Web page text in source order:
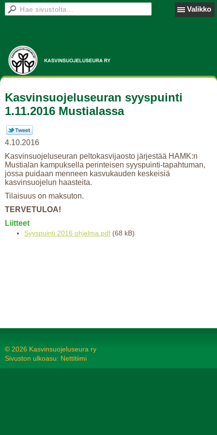
Valikko
Kasvinsuojeluseuran syyspuinti
1.11.2016 Mustialassa
4.10.2016
Kasvinsuojeluseuran peltokasvijaosto järjestää HAMK:n
Mustialan kampuksella perinteisen syyspuinti-tapahtuman,
jossa puidaan menneen kasvukauden keskeisiä
kasvinsuojelun haasteita.
Tilaisuus on maksuton.
TERVETULOA!
Liitteet
Syyspuinti 2016 ohjelma.pdf (68 kB)
© 2026 Kasvinsuojeluseura ry
Sivuston ulkoasu: Nettitiimi